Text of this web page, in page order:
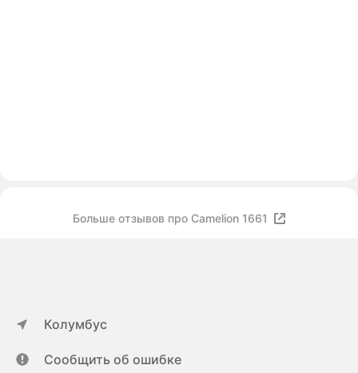
Больше отзывов про Camelion 1661
Колумбус
Сообщить об ошибке